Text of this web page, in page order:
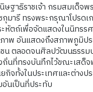
ฐาธิราชเจ้า กรมสมเด็จพ
มารี ทรงพระกรุณาโปรดเ
หัตถ์เพื่อจัดแสดงในนิทรร
าพ อันแสดงถึงสภาพภูมิปร
ชน ตลอดจนศิลปวัฒนธรรม
ถิ่นที่ทรงบันทึกไว้ขณะเสด็จ
กิจทั้งในประเทศและต่างป
นเป็นที่ประทับ